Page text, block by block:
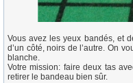
Vous avez les yeux bandés, et
d’un côté, noirs de l’autre. On
blanche.
Votre mission: faire deux tas
retirer le bandeau bien sûr.